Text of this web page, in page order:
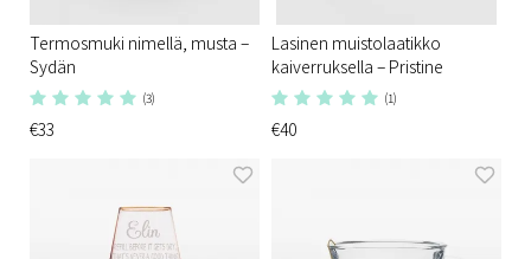
Termosmuki nimellä, musta –
Sydän
(3)
€33
Lasinen muistolaatikko
kaiverruksella – Pristine
(1)
€40